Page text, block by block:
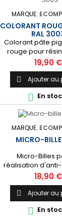
MARQUE:
COLORANT
RAL
Colorant pâte
rouge pour
polyester,
topcoat. [Rouge] :
facile à
Prix
19,90 €
 Ajouter au
 En
MARQUE:
MICRO-
Micro-Billes
réalisation
Prix
18,90 €
 Ajouter au
 En